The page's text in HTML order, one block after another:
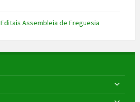
Editais Assembleia de Freguesia